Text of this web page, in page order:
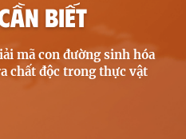
BIẾT
mã con đường sinh hóa
chất độc trong thực vật